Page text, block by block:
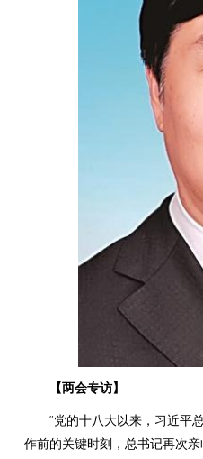
【两会专访】
“党的十八大以来，习近平总
作前的关键时刻，总书记再次